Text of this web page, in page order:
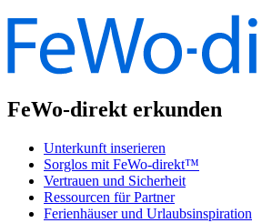
FeWo-direkt erkunden
Unterkunft inserieren
Sorglos mit FeWo-direkt™
Vertrauen und Sicherheit
Ressourcen für Partner
Ferienhäuser und Urlaubsinspiration